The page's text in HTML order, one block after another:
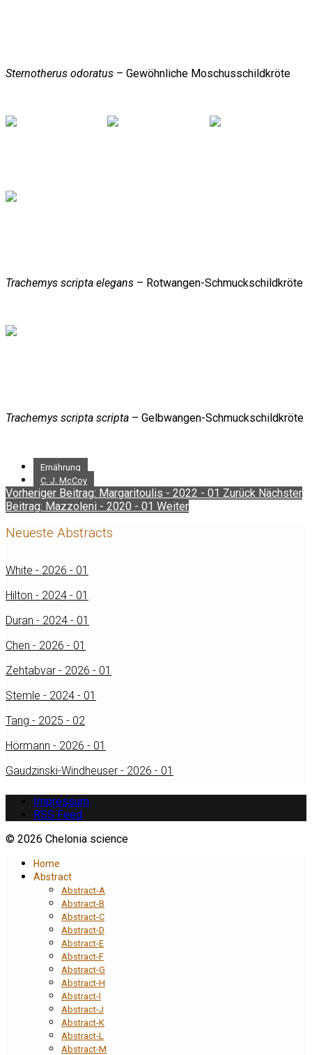
Sternotherus odoratus – Gewöhnliche Moschusschildkröte
Trachemys scripta elegans – Rotwangen-Schmuckschildkröte
Trachemys scripta scripta – Gelbwangen-Schmuckschildkröte
Ernährung
C. J. McCoy
Vorheriger Beitrag: Margaritoulis - 2022 - 01 Zurück Nächster
Beitrag: Mazzoleni - 2020 - 01 Weiter
Neueste Abstracts
White - 2026 - 01
Hilton - 2024 - 01
Duran - 2024 - 01
Chen - 2026 - 01
Zehtabvar - 2026 - 01
Stemle - 2024 - 01
Tang - 2025 - 02
Hörmann - 2026 - 01
Gaudzinski-Windheuser - 2026 - 01
Impressum
RSS Feed
© 2026 Chelonia science
Home
Abstract
Abstract-A
Abstract-B
Abstract-C
Abstract-D
Abstract-E
Abstract-F
Abstract-G
Abstract-H
Abstract-I
Abstract-J
Abstract-K
Abstract-L
Abstract-M